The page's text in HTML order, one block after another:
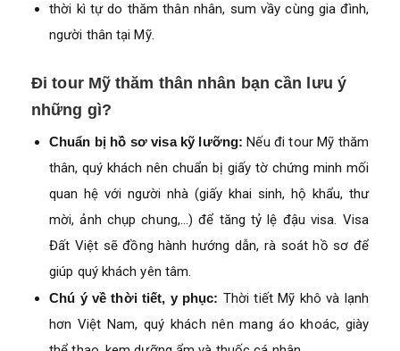
thời kì tự do thăm thân nhân, sum vầy cùng gia đình,
người thân tại Mỹ.
Đi tour Mỹ thăm thân nhân bạn cần lưu ý
những gì?
Chuẩn bị hồ sơ visa kỹ lưỡng: Nếu đi tour Mỹ thăm
thân, quý khách nên chuẩn bị giấy tờ chứng minh mối
quan hệ với người nhà (giấy khai sinh, hộ khẩu, thư
mời, ảnh chụp chung,…) để tăng tỷ lệ đậu visa. Visa
Đất Việt sẽ đồng hành hướng dẫn, rà soát hồ sơ để
giúp quý khách yên tâm.
Chú ý về thời tiết, y phục: Thời tiết Mỹ khô và lạnh
hơn Việt Nam, quý khách nên mang áo khoác, giày